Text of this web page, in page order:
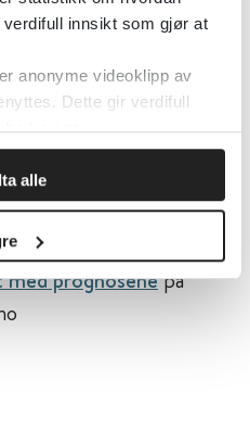
innsikt som gjør at
anonyme videoklipp av
Dette gir verdifull
oss.
alle
å motvirke
framskrivinger
i Norge var som
i Norge
prognosenepå